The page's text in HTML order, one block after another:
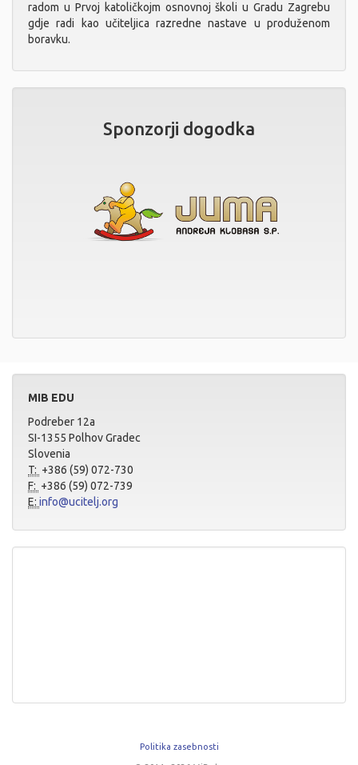
radom u Prvoj katoličkojm osnovnoj školi u Gradu Zagrebu
gdje radi kao učiteljica razredne nastave u produženom
boravku.
Sponzorji dogodka
MIB EDU
Podreber 12a
SI-1355 Polhov Gradec
Slovenia
T: +386 (59) 072-730
F: +386 (59) 072-739
E: info@ucitelj.org
Politika zasebnosti